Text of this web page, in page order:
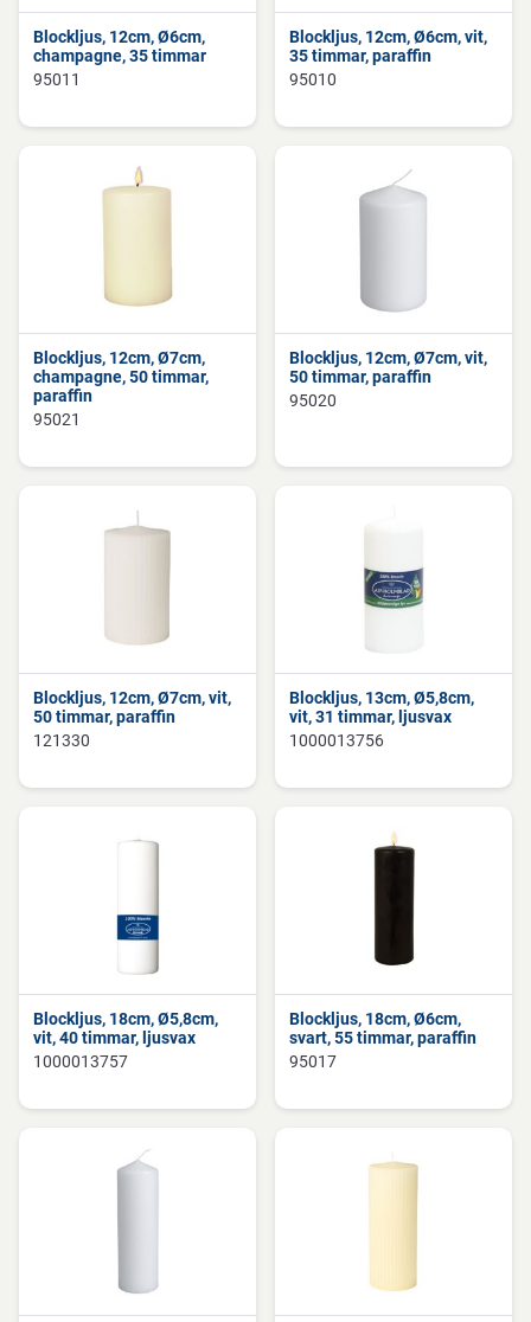
Blockljus, 12cm, Ø6cm,
champagne, 35 timmar
95011
Blockljus, 12cm, Ø6cm, vit,
35 timmar, paraffin
95010
Blockljus, 12cm, Ø7cm,
champagne, 50 timmar,
paraffin
95021
Blockljus, 12cm, Ø7cm, vit,
50 timmar, paraffin
95020
Blockljus, 12cm, Ø7cm, vit,
50 timmar, paraffin
121330
Blockljus, 13cm, Ø5,8cm,
vit, 31 timmar, ljusvax
1000013756
Blockljus, 18cm, Ø5,8cm,
vit, 40 timmar, ljusvax
1000013757
Blockljus, 18cm, Ø6cm,
svart, 55 timmar, paraffin
95017